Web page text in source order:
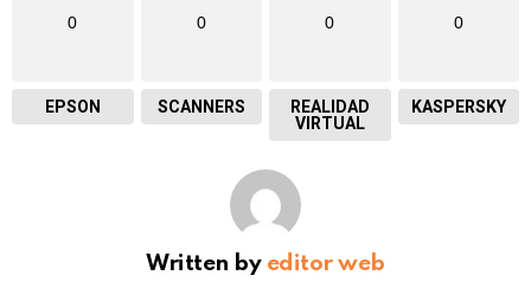
0
EPSON
0
SCANNERS
0
REALIDAD
VIRTUAL
0
KASPERSKY
Written by editor web